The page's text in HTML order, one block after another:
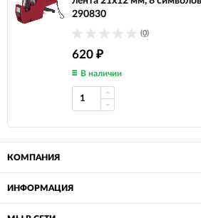
290830
(0)
620 ₽
В наличии
КОМПАНИЯ
ИНФОРМАЦИЯ